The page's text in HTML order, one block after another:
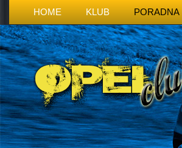
HOME KLUB PORADNA